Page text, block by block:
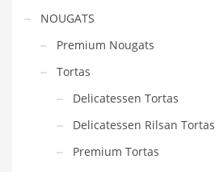
NOUGATS
Premium Nougats
Tortas
Delicatessen Tortas
Delicatessen Rilsan Tortas
Premium Tortas